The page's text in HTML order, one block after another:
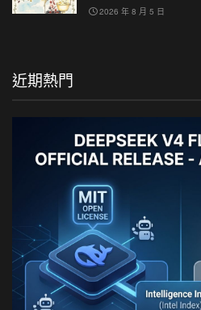
2026 年 8 月 5 日
近期熱門